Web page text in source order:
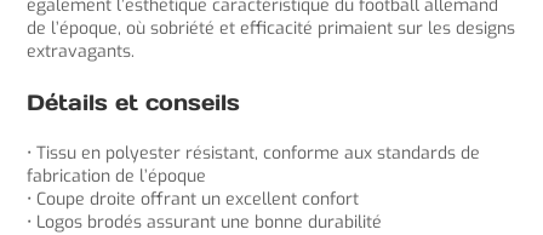
également l’esthétique caractéristique du football allemand
de l’époque, où sobriété et efficacité primaient sur les designs
extravagants.
Détails et conseils
• Tissu en polyester résistant, conforme aux standards de
fabrication de l’époque
• Coupe droite offrant un excellent confort
• Logos brodés assurant une bonne durabilité